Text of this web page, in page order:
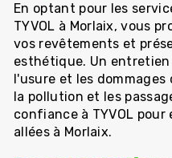
En optant pour les
TYVOL à Morlaix, vous
vos revêtements et
esthétique. Un
l'usure et les
la pollution et les
confiance à TYVOL
allées à Morlaix.